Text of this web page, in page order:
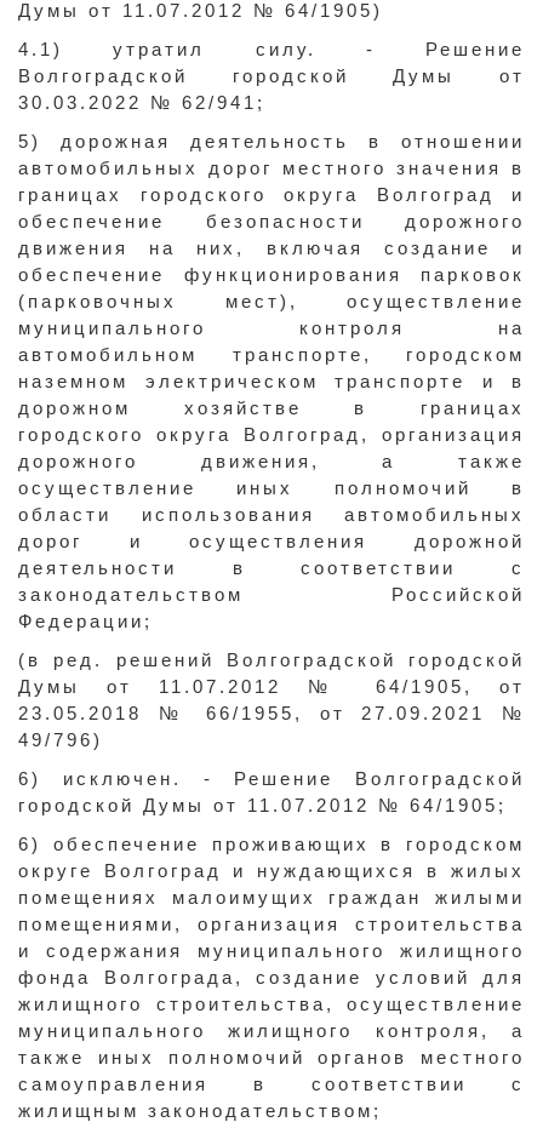
Думы от 11.07.2012 № 64/1905)
4.1) утратил силу. - Решение
Волгоградской городской Думы от
30.03.2022 № 62/941;
5) дорожная деятельность в отношении
автомобильных дорог местного значения в
границах городского округа Волгоград и
обеспечение безопасности дорожного
движения на них, включая создание и
обеспечение функционирования парковок
(парковочных мест), осуществление
муниципального контроля на
автомобильном транспорте, городском
наземном электрическом транспорте и в
дорожном хозяйстве в границах
городского округа Волгоград, организация
дорожного движения, а также
осуществление иных полномочий в
области использования автомобильных
дорог и осуществления дорожной
деятельности в соответствии с
законодательством Российской
Федерации;
(в ред. решений Волгоградской городской
Думы от 11.07.2012 № 64/1905, от
23.05.2018 № 66/1955, от 27.09.2021 №
49/796)
6) исключен. - Решение Волгоградской
городской Думы от 11.07.2012 № 64/1905;
6) обеспечение проживающих в городском
округе Волгоград и нуждающихся в жилых
помещениях малоимущих граждан жилыми
помещениями, организация строительства
и содержания муниципального жилищного
фонда Волгограда, создание условий для
жилищного строительства, осуществление
муниципального жилищного контроля, а
также иных полномочий органов местного
самоуправления в соответствии с
жилищным законодательством;